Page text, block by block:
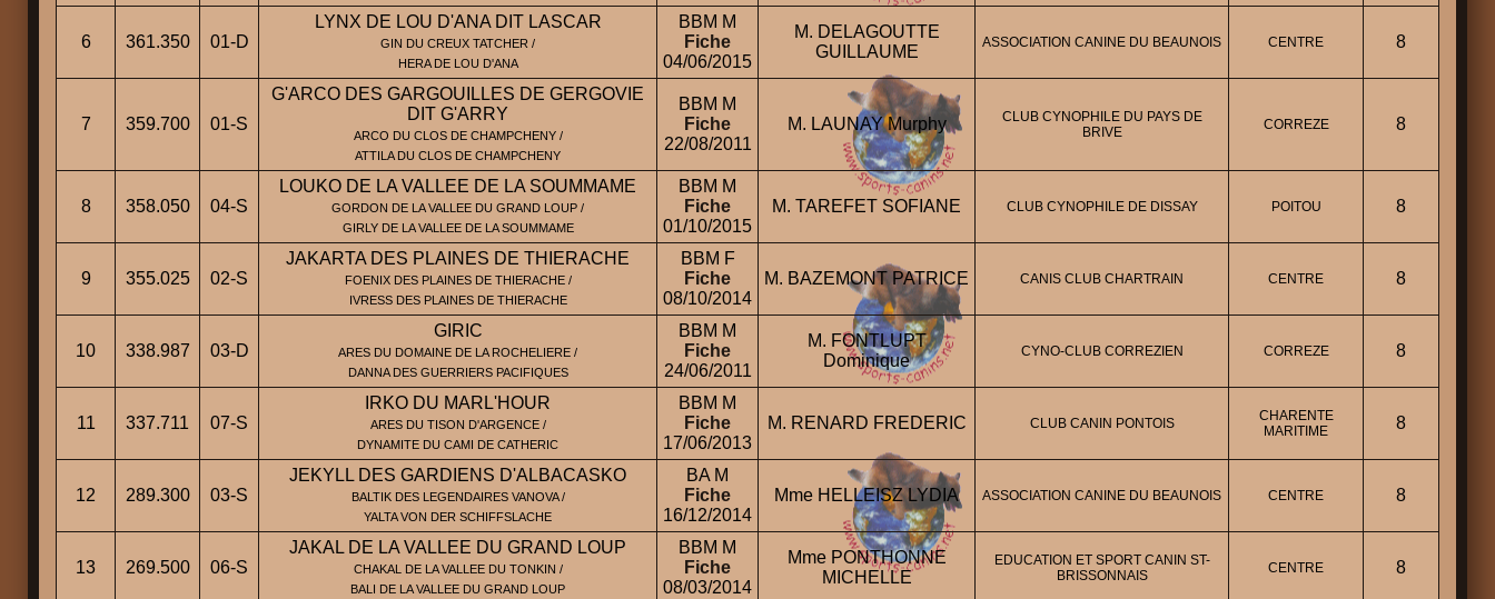
6 361.350 01-D
LYNX DE LOU D'ANA DIT LASCAR
GIN DU CREUX TATCHER /
HERA DE LOU D'ANA
BBM M
Fiche
04/06/2015
M. DELAGOUTTE
GUILLAUME
ASSOCIATION CANINE DU BEAUNOIS CENTRE 8
7 359.700 01-S
G'ARCO DES GARGOUILLES DE GERGOVIE
DIT G'ARRY
ARCO DU CLOS DE CHAMPCHENY /
ATTILA DU CLOS DE CHAMPCHENY
BBM M
Fiche
22/08/2011
M. LAUNAY Murphy
CLUB CYNOPHILE DU PAYS DE
BRIVE
CORREZE 8
8 358.050 04-S
LOUKO DE LA VALLEE DE LA SOUMMAME
GORDON DE LA VALLEE DU GRAND LOUP /
GIRLY DE LA VALLEE DE LA SOUMMAME
BBM M
Fiche
01/10/2015
M. TAREFET SOFIANE CLUB CYNOPHILE DE DISSAY POITOU 8
9 355.025 02-S
JAKARTA DES PLAINES DE THIERACHE
FOENIX DES PLAINES DE THIERACHE /
IVRESS DES PLAINES DE THIERACHE
BBM F
Fiche
08/10/2014
M. BAZEMONT PATRICE CANIS CLUB CHARTRAIN CENTRE 8
10 338.987 03-D
GIRIC
ARES DU DOMAINE DE LA ROCHELIERE /
DANNA DES GUERRIERS PACIFIQUES
BBM M
Fiche
24/06/2011
M. FONTLUPT
Dominique
CYNO-CLUB CORREZIEN CORREZE 8
11 337.711 07-S
IRKO DU MARL'HOUR
ARES DU TISON D'ARGENCE /
DYNAMITE DU CAMI DE CATHERIC
BBM M
Fiche
17/06/2013
M. RENARD FREDERIC CLUB CANIN PONTOIS
CHARENTE
MARITIME
8
12 289.300 03-S
JEKYLL DES GARDIENS D'ALBACASKO
BALTIK DES LEGENDAIRES VANOVA /
YALTA VON DER SCHIFFSLACHE
BA M
Fiche
16/12/2014
Mme HELLEISZ LYDIA ASSOCIATION CANINE DU BEAUNOIS CENTRE 8
13 269.500 06-S
JAKAL DE LA VALLEE DU GRAND LOUP
CHAKAL DE LA VALLEE DU TONKIN /
BALI DE LA VALLEE DU GRAND LOUP
BBM M
Fiche
08/03/2014
Mme PONTHONNE
MICHELLE
EDUCATION ET SPORT CANIN ST-
BRISSONNAIS
CENTRE 8